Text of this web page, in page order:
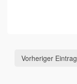
Vorheriger Eintrag